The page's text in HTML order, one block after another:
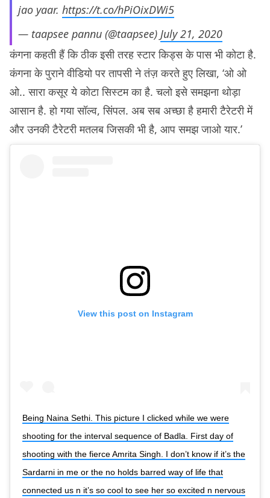
jao yaar. https://t.co/hPiOixDWi5
— taapsee pannu (@taapsee) July 21, 2020
कंगना कहती हैं कि ठीक इसी तरह स्टार किड्स के पास भी कोटा है.
कंगना के पुराने वीडियो पर तापसी ने तंज़ करते हुए लिखा, ‘ओ ओ
ओ.. सारा कसूर ये कोटा सिस्टम का है. चलो इसे समझना थोड़ा
आसान है. हो गया सॉल्व, सिंपल. अब सब अच्छा है हमारी टैरेटरी में
और उनकी टैरेटरी मतलब जिसकी भी है, आप समझ जाओ यार.’
View this post on Instagram
Being Naina Sethi. This picture I clicked while we were
shooting for the interval sequence of Badla. First day of
shooting with the fierce Amrita Singh. I don’t know if it’s the
Sardarni in me or the no holds barred way of life that
connected us n it’s so cool to see her so excited n nervous